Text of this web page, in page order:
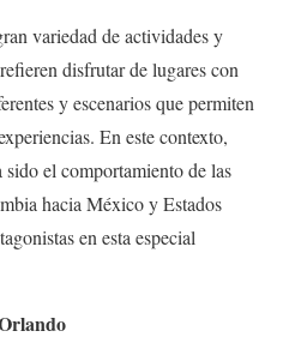
variedad de actividades y
disfrutar de lugares con
y escenarios que permiten
En este contexto,
el comportamiento de las
hacia México y Estados
en esta especial